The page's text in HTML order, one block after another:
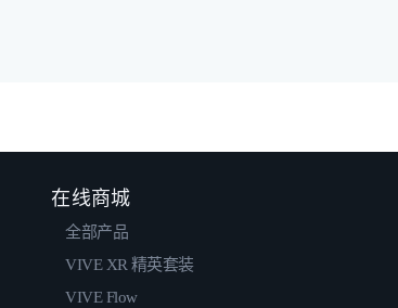
在线商城
全部产品
VIVE XR 精英套装
VIVE Flow